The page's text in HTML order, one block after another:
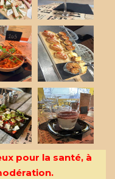
pour la santé, à